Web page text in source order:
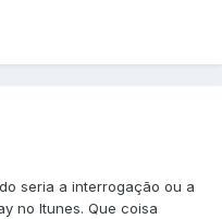
seria a interrogação ou a
no Itunes. Que coisa